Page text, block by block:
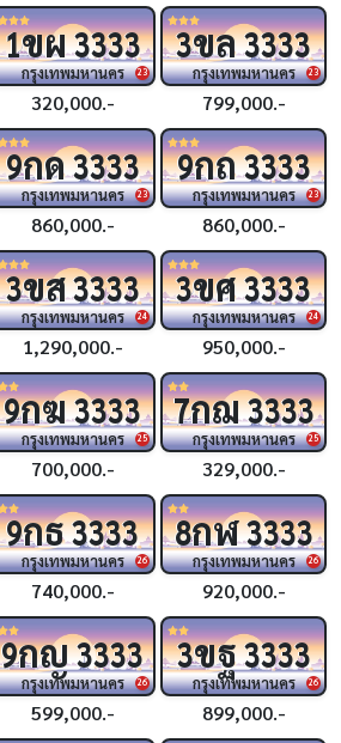
23
1ขผ3333
กรุงเทพมหานคร
320,000.-
23
3ขล3333
กรุงเทพมหานคร
799,000.-
23
9กด3333
กรุงเทพมหานคร
860,000.-
23
9กถ3333
กรุงเทพมหานคร
860,000.-
24
3ขส3333
กรุงเทพมหานคร
1,290,000.-
24
3ขศ3333
กรุงเทพมหานคร
950,000.-
25
9กฆ3333
กรุงเทพมหานคร
700,000.-
25
7กฌ3333
กรุงเทพมหานคร
329,000.-
26
9กธ3333
กรุงเทพมหานคร
740,000.-
26
8กฬ3333
กรุงเทพมหานคร
920,000.-
26
9กญ3333
กรุงเทพมหานคร
599,000.-
26
3ขฐ3333
กรุงเทพมหานคร
899,000.-